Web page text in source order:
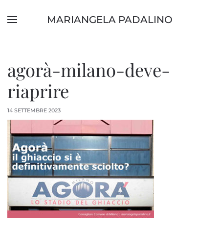
Skip to main content
MARIANGELA PADALINO
agorà-milano-deve-
riaprire
14 SETTEMBRE 2023